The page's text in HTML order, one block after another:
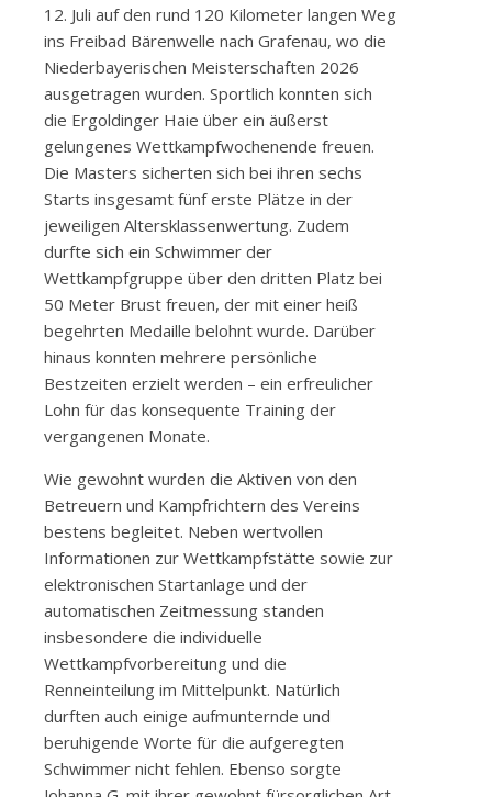
12. Juli auf den rund 120 Kilometer langen Weg
ins Freibad Bärenwelle nach Grafenau, wo die
Niederbayerischen Meisterschaften 2026
ausgetragen wurden. Sportlich konnten sich
die Ergoldinger Haie über ein äußerst
gelungenes Wettkampfwochenende freuen.
Die Masters sicherten sich bei ihren sechs
Starts insgesamt fünf erste Plätze in der
jeweiligen Altersklassenwertung. Zudem
durfte sich ein Schwimmer der
Wettkampfgruppe über den dritten Platz bei
50 Meter Brust freuen, der mit einer heiß
begehrten Medaille belohnt wurde. Darüber
hinaus konnten mehrere persönliche
Bestzeiten erzielt werden – ein erfreulicher
Lohn für das konsequente Training der
vergangenen Monate.
Wie gewohnt wurden die Aktiven von den
Betreuern und Kampfrichtern des Vereins
bestens begleitet. Neben wertvollen
Informationen zur Wettkampfstätte sowie zur
elektronischen Startanlage und der
automatischen Zeitmessung standen
insbesondere die individuelle
Wettkampfvorbereitung und die
Renneinteilung im Mittelpunkt. Natürlich
durften auch einige aufmunternde und
beruhigende Worte für die aufgeregten
Schwimmer nicht fehlen. Ebenso sorgte